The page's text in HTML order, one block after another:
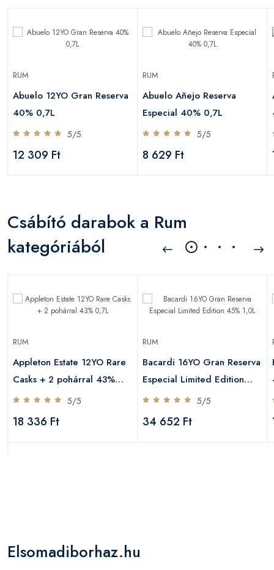
RUM
Abuelo 12YO Gran Reserva
40% 0,7L
5/5
12 309 Ft
RUM
Abuelo Añejo Reserva
Especial 40% 0,7L
5/5
8 629 Ft
Csábító darabok a Rum
kategóriából
RUM
Appleton Estate 12YO Rare
Casks + 2 pohárral 43%
0,7L
5/5
18 336 Ft
RUM
Bacardi 16YO Gran Reserva
Especial Limited Edition
45% 1,0L
5/5
34 652 Ft
Elsomadiborhaz.hu